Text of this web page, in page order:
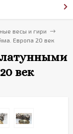
весы и гири
Европа 20 век
век